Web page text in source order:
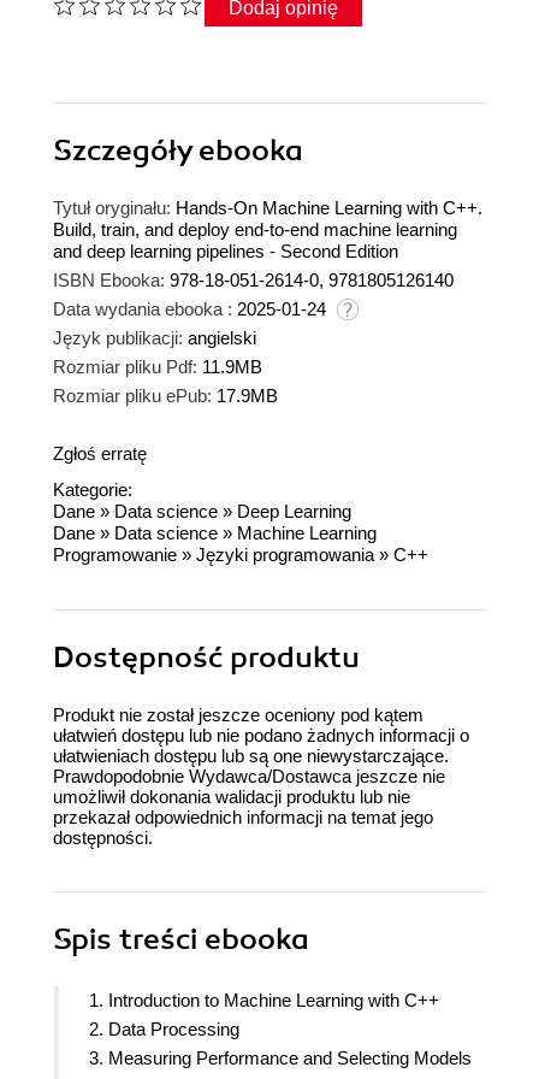
Dodaj opinię
Szczegółyebooka
Tytuł oryginału: Hands-On Machine Learning with C++.
Build, train, and deploy end-to-end machine learning
and deep learning pipelines - Second Edition
ISBN Ebooka: 978-18-051-2614-0, 9781805126140
Data wydania ebooka : 2025-01-24
Język publikacji: angielski
Rozmiar pliku Pdf: 11.9MB
Rozmiar pliku ePub: 17.9MB
Zgłoś erratę
Kategorie:
Dane » Data science » Deep Learning
Dane » Data science » Machine Learning
Programowanie » Języki programowania » C++
Dostępność produktu
Produkt nie został jeszcze oceniony pod kątem
ułatwień dostępu lub nie podano żadnych informacji o
ułatwieniach dostępu lub są one niewystarczające.
Prawdopodobnie Wydawca/Dostawca jeszcze nie
umożliwił dokonania walidacji produktu lub nie
przekazał odpowiednich informacji na temat jego
dostępności.
Spis treści ebooka
1. Introduction to Machine Learning with C++
2. Data Processing
3. Measuring Performance and Selecting Models